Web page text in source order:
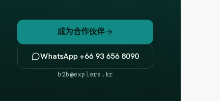
成为合作伙伴
WhatsApp +66 93 656 8090
b2b@explera.kr